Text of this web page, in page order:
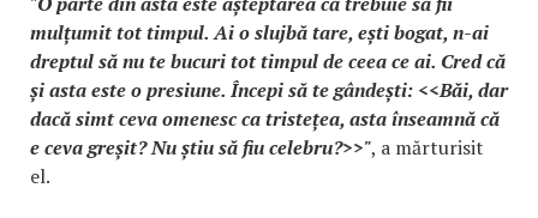
mulțumit tot timpul. Ai o slujbă tare, ești bogat, n-ai
dreptul să nu te bucuri tot timpul de ceea ce ai. Cred că
și asta este o presiune. Începi să te gândești: <<Băi, dar
dacă simt ceva omenesc ca tristețea, asta înseamnă că
e ceva greșit? Nu știu să fiu celebru?>>", a mărturisit
el.